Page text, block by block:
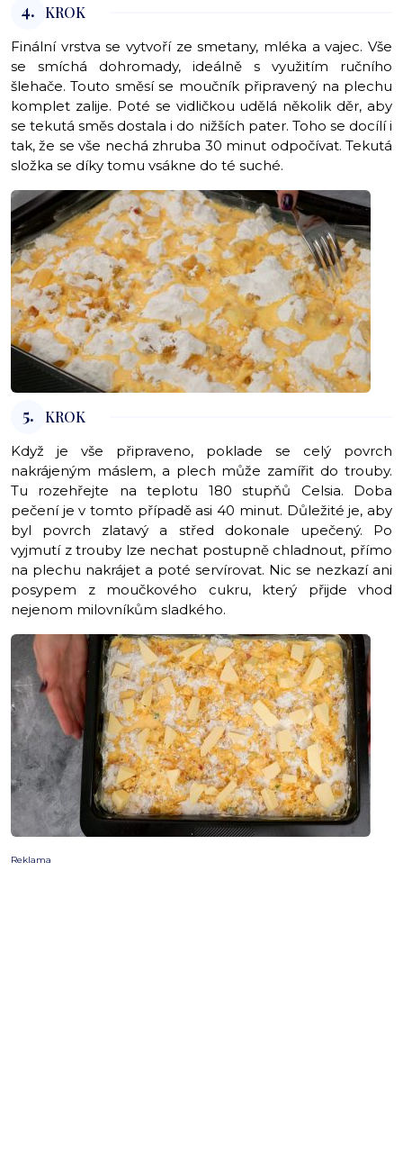
4. KROK
Finální vrstva se vytvoří ze smetany, mléka a vajec. Vše
se smíchá dohromady, ideálně s využitím ručního
šlehače. Touto směsí se moučník připravený na plechu
komplet zalije. Poté se vidličkou udělá několik děr, aby
se tekutá směs dostala i do nižších pater. Toho se docílí i
tak, že se vše nechá zhruba 30 minut odpočívat. Tekutá
složka se díky tomu vsákne do té suché.
5. KROK
Když je vše připraveno, poklade se celý povrch
nakrájeným máslem, a plech může zamířit do trouby.
Tu rozehřejte na teplotu 180 stupňů Celsia. Doba
pečení je v tomto případě asi 40 minut. Důležité je, aby
byl povrch zlatavý a střed dokonale upečený. Po
vyjmutí z trouby lze nechat postupně chladnout, přímo
na plechu nakrájet a poté servírovat. Nic se nezkazí ani
posypem z moučkového cukru, který přijde vhod
nejenom milovníkům sladkého.
Reklama